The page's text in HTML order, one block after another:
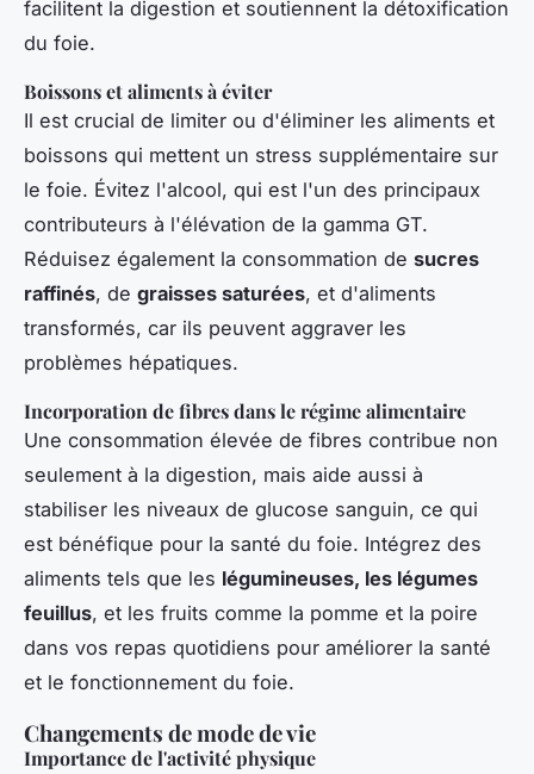
facilitent la digestion et soutiennent la détoxification
du foie.
Boissons et aliments à éviter
Il est crucial de limiter ou d'éliminer les aliments et
boissons qui mettent un stress supplémentaire sur
le foie. Évitez l'alcool, qui est l'un des principaux
contributeurs à l'élévation de la gamma GT.
Réduisez également la consommation de sucres
raffinés, de graisses saturées, et d'aliments
transformés, car ils peuvent aggraver les
problèmes hépatiques.
Incorporation de fibres dans le régime alimentaire
Une consommation élevée de fibres contribue non
seulement à la digestion, mais aide aussi à
stabiliser les niveaux de glucose sanguin, ce qui
est bénéfique pour la santé du foie. Intégrez des
aliments tels que les légumineuses, les légumes
feuillus, et les fruits comme la pomme et la poire
dans vos repas quotidiens pour améliorer la santé
et le fonctionnement du foie.
Changements de mode de vie
Importance de l'activité physique